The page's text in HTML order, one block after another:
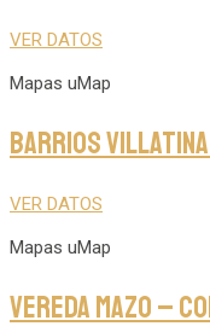
VER DATOS
Mapas uMap
Barrios Villatina
VER DATOS
Mapas uMap
Vereda Mazo –